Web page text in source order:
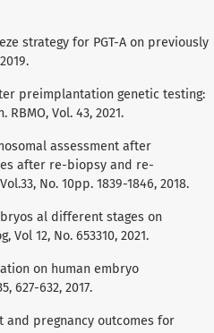
strategy for PGT-A on previously
preimplantation genetic testing:
Vol. 43, 2021.
assessment after
after re-biopsy and re-
No. 10pp. 1839-1846, 2018.
al different stages on
12, No. 653310, 2021.
on human embryo
627-632, 2017.
and pregnancy outcomes for